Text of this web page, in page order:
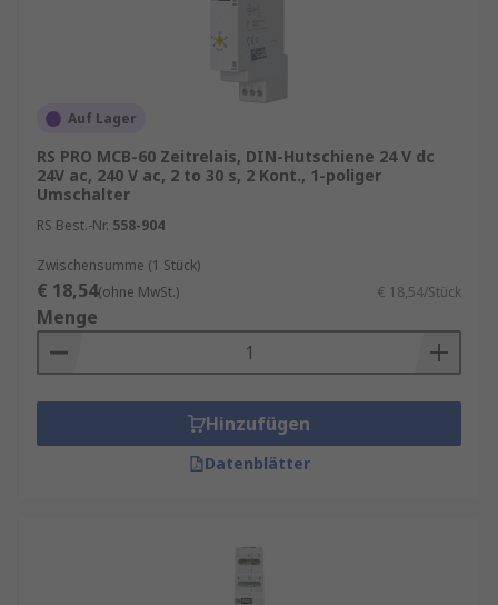
Auf Lager
RS PRO MCB-60 Zeitrelais, DIN-Hutschiene 24 V dc
24V ac, 240 V ac, 2 to 30 s, 2 Kont., 1-poliger
Umschalter
RS Best.-Nr. 558-904
Zwischensumme (1 Stück)
€ 18,54(ohne MwSt.) € 18,54/Stück
Menge
Hinzufügen
Datenblätter